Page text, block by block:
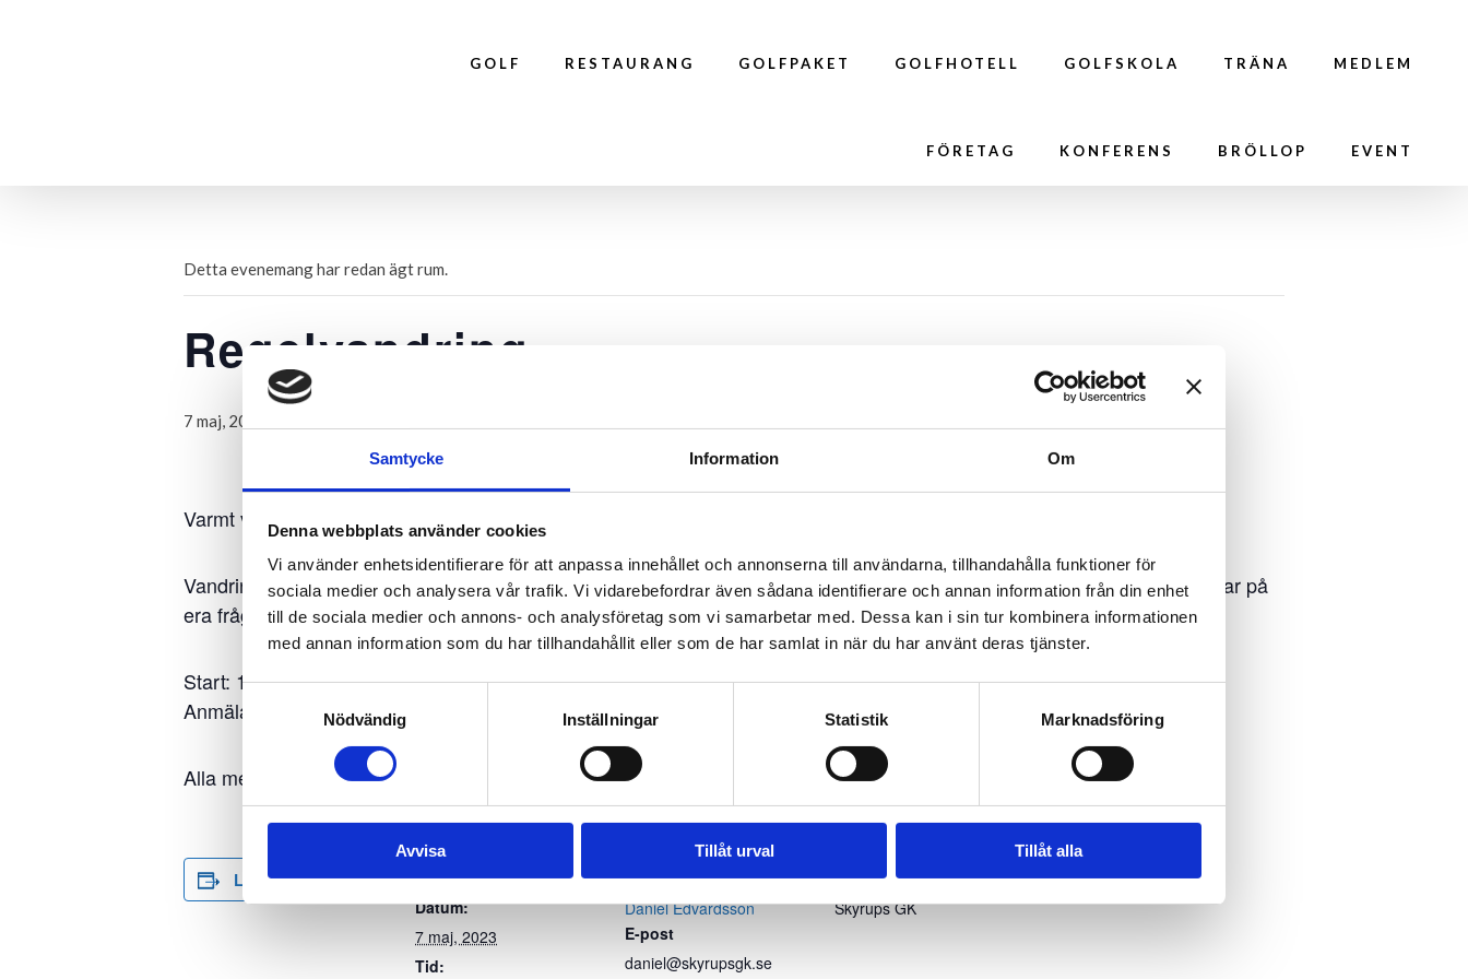
Samtycke Information Om
Denna webbplats använder cookies
Vi använder enhetsidentifierare för att anpassa innehållet och annonserna till användarna, tillhandahålla funktioner för
sociala medier och analysera vår trafik. Vi vidarebefordrar även sådana identifierare och annan information från din enhet
till de sociala medier och annons- och analysföretag som vi samarbetar med. Dessa kan i sin tur kombinera informationen
med annan information som du har tillhandahållit eller som de har samlat in när du har använt deras tjänster.
Samtyckesval
Nödvändig
Inställningar Statistik Marknadsföring
Avvisa Tillåt urval Tillåt alla
GOLF RESTAURANG GOLFPAKET GOLFHOTELL GOLFSKOLA TRÄNA MEDLEM
FÖRETAG KONFERENS BRÖLLOP EVENT
Detta evenemang har redan ägt rum.
Regelvandring
7 maj, 2023,16:00
Varmt välkomna till en regelvandring ute i Skyrup.
Vandringen tar c:a 90 minuter där Solveig Wennerholm går igenom de viktigaste reglerna under en golfrunda, samt svarar på
era frågor.
Start: 16.00
Anmälan sker via Min Golf
Alla medlemmar är varmt välkomna!
Lägg till i kalender
Datum:
7 maj, 2023
Tid:
Daniel Edvardsson
E-post
daniel@skyrupsgk.se
Skyrups GK